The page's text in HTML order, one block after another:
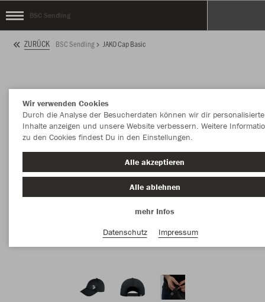
BSC Sendling
ZURÜCK BSC Sendling JAKO Cap Basic
Wir verwenden Cookies
Durch die Analyse der Besucherdaten können wir dir personalisierte
Inhalte anzeigen und unsere Website verbessern. Weitere
zu den Cookies findest Du in den Einstellungen.
Alle akzeptieren
Alle ablehnen
mehr Infos
Datenschutz
Impressum